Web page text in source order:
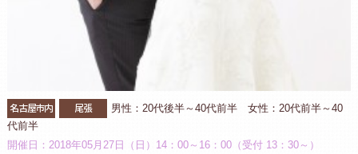
名古屋市内 尾張
男性：20代後半～40代前半 女性：20代前半～40
代前半
開催日：2018年05月27日（日）14：00～16：00（受付 13：30～）